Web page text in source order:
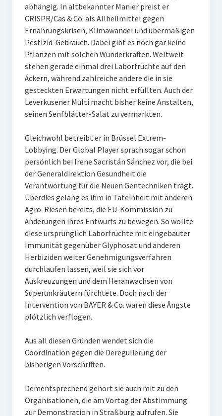
abhängig. In altbekannter Manier preist er
CRISPR/Cas & Co. als Allheilmittel gegen
Ernährungskrisen, Klimawandel und übermäßigen
Pestizid-Gebrauch. Dabei gibt es noch gar keine
Pflanzen mit solchen Wunderkräften. Weltweit
stehen gerade einmal drei Laborfrüchte auf den
Äckern, während zahlreiche andere die in sie
gesteckten Erwartungen nicht erfüllten. Auch der
Leverkusener Multi macht bisher keine Anstalten,
seinen Senfblätter-Salat zu vermarkten.
Gleichwohl betreibt er in Brüssel Extrem-
Lobbying. Der Global Player sprach sogar schon
persönlich bei Irene Sacristán Sánchez vor, die bei
der Generaldirektion Gesundheit die
Verantwortung für die Neuen Gentechniken trägt.
Überdies gelang es ihm in Tateinheit mit anderen
Agro-Riesen bereits, die EU-Kommission zu
Änderungen ihres Entwurfs zu bewegen. So wollte
diese ursprünglich Laborfrüchte mit eingebauter
Immunität gegenüber Glyphosat und anderen
Herbiziden weiter Genehmigungsverfahren
durchlaufen lassen, weil sie sich vor
Auskreuzungen und dem Heranwachsen von
Superunkräutern fürchtete. Doch nach der
Intervention von BAYER & Co. waren diese Ängste
plötzlich verflogen.
Aus all diesen Gründen wendet sich die
Coordination gegen die Deregulierung der
bisherigen Vorschriften.
Dementsprechend gehört sie auch mit zu den
Organisationen, die am Vortag der Abstimmung
zur Demonstration in Straßburg aufrufen. Sie